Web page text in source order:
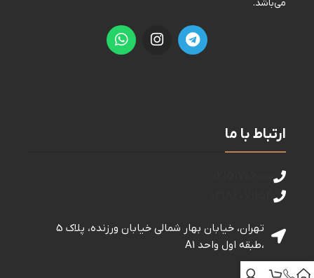
می‌باشد.
ارتباط با ما
تهران، خیابان بهار شمالی خيابان ورزنده، پلاک 5
،طبقه اول واحد A1